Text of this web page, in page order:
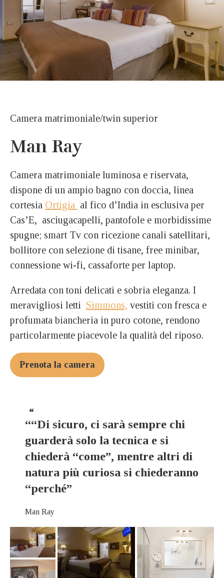
Camera matrimoniale/twin superior
Man Ray
Camera matrimoniale luminosa e riservata,
dispone di un ampio bagno con doccia, linea
cortesia Ortigia al fico d’India in esclusiva per
Cas’E, asciugacapelli, pantofole e morbidissime
spugne; smart Tv con ricezione canali satellitari,
bollitore con selezione di tisane, free minibar,
connessione wi-fi, cassaforte per laptop.
Arredata con toni delicati e sobria eleganza. I
meravigliosi letti Simmons, vestiti con fresca e
profumata biancheria in puro cotone, rendono
particolarmente piacevole la qualità del riposo.
Prenota la camera
““Di sicuro, ci sarà sempre chi
guarderà solo la tecnica e si
chiederà “come”, mentre altri di
natura più curiosa si chiederanno
“perché”
Man Ray